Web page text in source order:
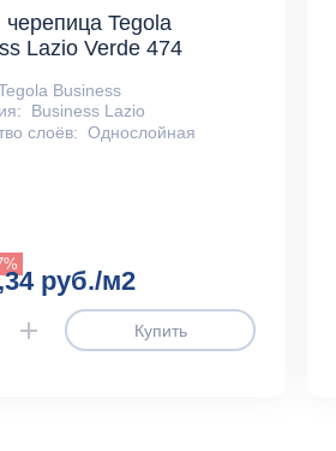
черепица Tegola
Lazio Verde 474
Business
Business Lazio
слоёв: Однослойная
руб./м2
Купить